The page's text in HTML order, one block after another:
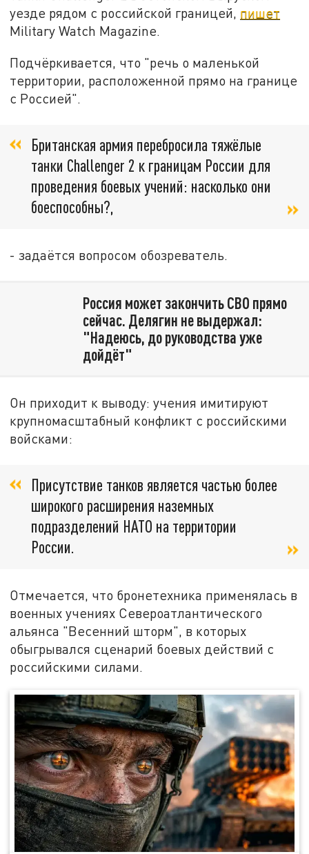
уезде рядом с российской границей, пишет
Military Watch Magazine.
Подчёркивается, что "речь о маленькой
территории, расположенной прямо на границе
с Россией".
​Британская армия перебросила тяжёлые
танки Challenger 2 к границам России для
проведения боевых учений: насколько они
боеспособны?,
- задаётся вопросом обозреватель.
Россия может закончить СВО прямо
сейчас. Делягин не выдержал:
"Надеюсь, до руководства уже
дойдёт"
Он приходит к выводу: учения имитируют
крупномасштабный конфликт с российскими
войсками:
Присутствие танков является частью более
широкого расширения наземных
подразделений НАТО на территории
России.
Отмечается, что бронетехника применялась в
военных учениях Североатлантического
альянса "Весенний шторм", в которых
обыгрывался сценарий боевых действий с
российскими силами.